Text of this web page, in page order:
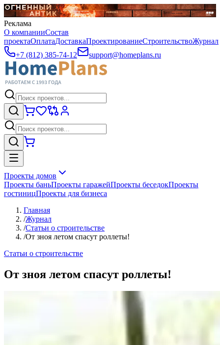
Реклама
О компанииСостав
проектаОплатаДоставкаПроектированиеСтроительствоЖурнал
+7 (812) 385-74-12
support@homeplans.ru
Проекты домов
Проекты баньПроекты гаражейПроекты беседокПроекты
гостиницПроекты для бизнеса
Главная
/Журнал
/Статьи о строительстве
/От зноя летом спасут роллеты!
Статьи о строительстве
От зноя летом спасут роллеты!